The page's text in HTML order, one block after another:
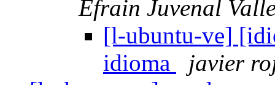
Efrain Juvenal
[l-ubuntu-ve]
idioma
javier